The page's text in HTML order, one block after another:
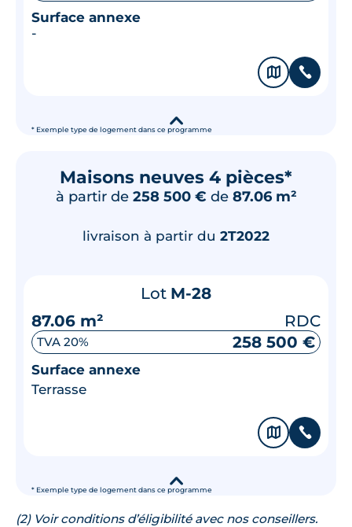
* Exemple type de logement dans ce programme
Surface annexe
-
🗞 📞
▾
Maisons neuves 4 pièces*
à partir de 258 500 € de 87.06 m²
* Exemple type de logement dans ce programme
livraison à partir du 2T2022
Lot M-28
87.06 m²
RDC
TVA 20% 258 500 €
Surface annexe
Terrasse
🗞 📞
▾
(2) Voir conditions d’éligibilité avec nos conseillers.